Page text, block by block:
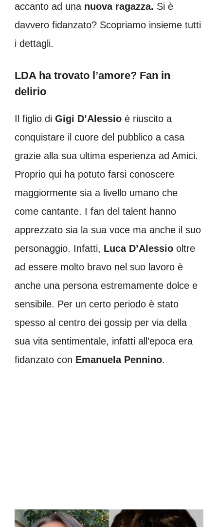
accanto ad una nuova ragazza. Si è
davvero fidanzato? Scopriamo insieme tutti
i dettagli.
LDA ha trovato l’amore? Fan in
delirio
Il figlio di Gigi D’Alessio è riuscito a
conquistare il cuore del pubblico a casa
grazie alla sua ultima esperienza ad Amici.
Proprio qui ha potuto farsi conoscere
maggiormente sia a livello umano che
come cantante. I fan del talent hanno
apprezzato sia la sua voce ma anche il suo
personaggio. Infatti, Luca D’Alessio oltre
ad essere molto bravo nel suo lavoro è
anche una persona estremamente dolce e
sensibile. Per un certo periodo è stato
spesso al centro dei gossip per via della
sua vita sentimentale, infatti all’epoca era
fidanzato con Emanuela Pennino.